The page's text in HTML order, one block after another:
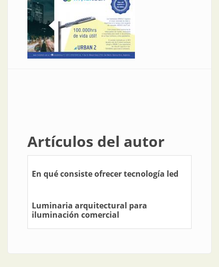
Artículos del autor
En qué consiste ofrecer tecnología led
Luminaria arquitectural para
iluminación comercial